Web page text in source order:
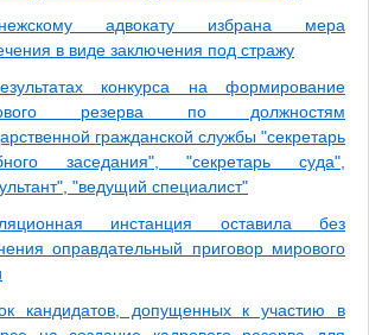
адвокату избрана мера
в виде заключения под стражу
конкурса на формирование
резерва по должностям
гражданской службы "секретарь
заседания", "секретарь суда",
"ведущий специалист"
инстанция оставила без
оправдательный приговор мирового
кандидатов, допущенных к участию в